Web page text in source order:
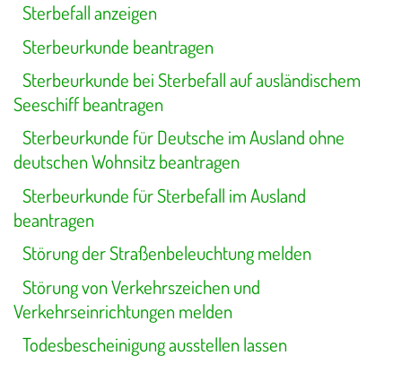
Sterbefall anzeigen
Sterbeurkunde beantragen
Sterbeurkunde bei Sterbefall auf ausländischem
Seeschiff beantragen
Sterbeurkunde für Deutsche im Ausland ohne
deutschen Wohnsitz beantragen
Sterbeurkunde für Sterbefall im Ausland
beantragen
Störung der Straßenbeleuchtung melden
Störung von Verkehrszeichen und
Verkehrseinrichtungen melden
Todesbescheinigung ausstellen lassen